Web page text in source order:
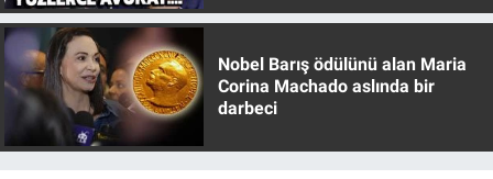
Nobel Barış ödülünü alan Maria
Corina Machado aslında bir
darbeci
Türkiye'nin Geleceği
Türkiye'nin Gündemi
Yerel Gündem